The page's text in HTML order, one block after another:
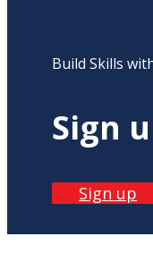
Build Skills
Sign
Sign up